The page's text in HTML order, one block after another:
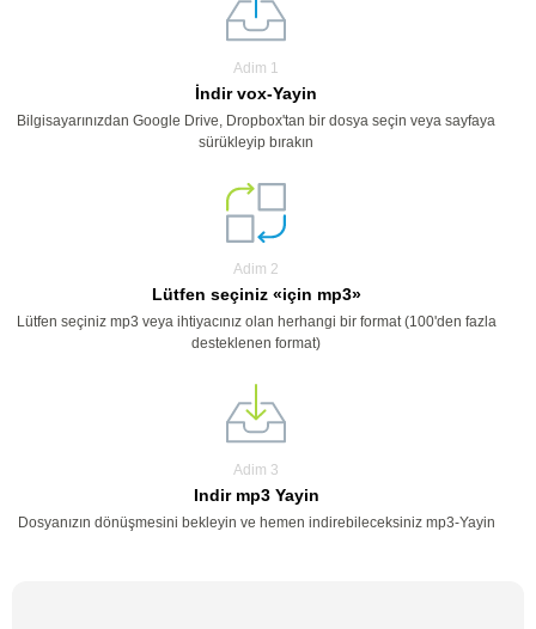
Adim 1
İndir vox-Yayin
Bilgisayarınızdan Google Drive, Dropbox'tan bir dosya seçin veya sayfaya
sürükleyip bırakın
Adim 2
Lütfen seçiniz «için mp3»
Lütfen seçiniz mp3 veya ihtiyacınız olan herhangi bir format (100'den fazla
desteklenen format)
Adim 3
Indir mp3 Yayin
Dosyanızın dönüşmesini bekleyin ve hemen indirebileceksiniz mp3-Yayin